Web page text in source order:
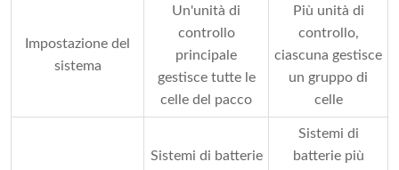
Impostazione del
sistema
Un'unità di
controllo
principale
gestisce tutte le
celle del pacco
Più unità di
controllo,
ciascuna gestisce
un gruppo di
celle
Sistemi di batterie
Sistemi di
batterie più